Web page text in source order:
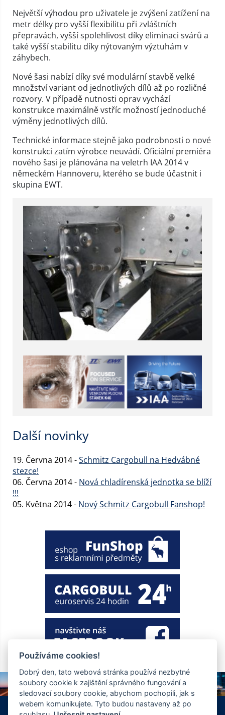
Největší výhodou pro uživatele je zvýšení zatížení na
metr délky pro vyšší flexibilitu při zvláštních
přepravách, vyšší spolehlivost díky eliminaci svárů a
také vyšší stabilitu díky nýtovaným výztuhám v
záhybech.
Nové šasi nabízí díky své modulární stavbě velké
množství variant od jednotlivých dílů až po rozličné
rozvory. V případě nutnosti oprav vychází
konstrukce maximálně vstříc možností jednoduché
výměny jednotlivých dílů.
Technické informace stejně jako podrobnosti o nové
konstrukci zatím výrobce neuvádí. Oficiální premiéra
nového šasi je plánována na veletrh IAA 2014 v
německém Hannoveru, kterého se bude účastnit i
skupina EWT.
Další novinky
19. Června 2014 -Schmitz Cargobull na Hedvábné
stezce!
06. Června 2014 - Nová chladírenská jednotka se blíží
!!!
05. Května 2014 - Nový Schmitz Cargobull Fanshop!
Používáme cookies!
Dobrý den, tato webová stránka používá nezbytné
soubory cookie k zajištění správného fungování a
sledovací soubory cookie, abychom pochopili, jak s
webem komunikujete. Tyto budou nastaveny až po